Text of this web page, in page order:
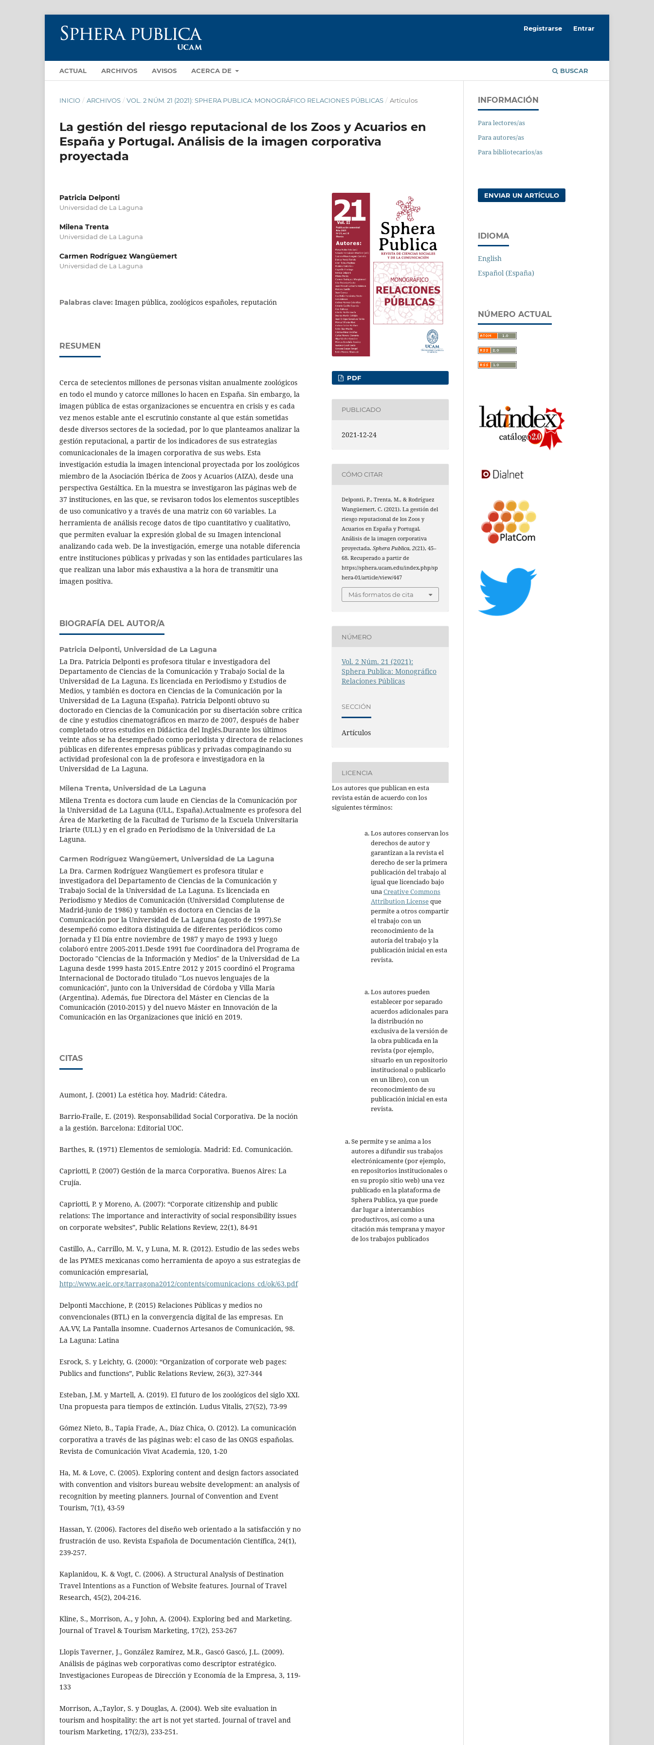
ACTUAL ARCHIVOS AVISOS ACERCA DE BUSCAR
Registrarse Entrar
INICIO / ARCHIVOS / VOL. 2 NÚM. 21 (2021): SPHERA PUBLICA: MONOGRÁFICO RELACIONES PÚBLICAS / Artículos
La gestión del riesgo reputacional de los Zoos y Acuarios en
España y Portugal. Análisis de la imagen corporativa
proyectada
Patricia Delponti
Universidad de La Laguna
Milena Trenta
Universidad de La Laguna
Carmen Rodríguez Wangüemert
Universidad de La Laguna
Palabras clave: Imagen pública, zoológicos españoles, reputación
RESUMEN
Cerca de setecientos millones de personas visitan anualmente zoológicos
en todo el mundo y catorce millones lo hacen en España. Sin embargo, la
imagen pública de estas organizaciones se encuentra en crisis y es cada
vez menos estable ante el escrutinio constante al que están sometidas
desde diversos sectores de la sociedad, por lo que planteamos analizar la
gestión reputacional, a partir de los indicadores de sus estrategias
comunicacionales de la imagen corporativa de sus webs. Esta
investigación estudia la imagen intencional proyectada por los zoológicos
miembro de la Asociación Ibérica de Zoos y Acuarios (AIZA), desde una
perspectiva Gestáltica. En la muestra se investigaron las páginas web de
37 instituciones, en las que, se revisaron todos los elementos susceptibles
de uso comunicativo y a través de una matriz con 60 variables. La
herramienta de análisis recoge datos de tipo cuantitativo y cualitativo,
que permiten evaluar la expresión global de su Imagen intencional
analizando cada web. De la investigación, emerge una notable diferencia
entre instituciones públicas y privadas y son las entidades particulares las
que realizan una labor más exhaustiva a la hora de transmitir una
imagen positiva.
BIOGRAFÍA DEL AUTOR/A
Patricia Delponti, Universidad de La Laguna
La Dra. Patricia Delponti es profesora titular e investigadora del
Departamento de Ciencias de la Comunicación y Trabajo Social de la
Universidad de La Laguna. Es licenciada en Periodismo y Estudios de
Medios, y también es doctora en Ciencias de la Comunicación por la
Universidad de La Laguna (España). Patricia Delponti obtuvo su
doctorado en Ciencias de la Comunicación por su disertación sobre crítica
de cine y estudios cinematográficos en marzo de 2007, después de haber
completado otros estudios en Didáctica del Inglés.Durante los últimos
veinte años se ha desempeñado como periodista y directora de relaciones
públicas en diferentes empresas públicas y privadas compaginando su
actividad profesional con la de profesora e investigadora en la
Universidad de La Laguna.
Milena Trenta, Universidad de La Laguna
Milena Trenta es doctora cum laude en Ciencias de la Comunicación por
la Universidad de La Laguna (ULL, España).Actualmente es profesora del
Área de Marketing de la Facultad de Turismo de la Escuela Universitaria
Iriarte (ULL) y en el grado en Periodismo de la Universidad de La
Laguna.
Carmen Rodríguez Wangüemert, Universidad de La Laguna
La Dra. Carmen Rodríguez Wangüemert es profesora titular e
investigadora del Departamento de Ciencias de la Comunicación y
Trabajo Social de la Universidad de La Laguna. Es licenciada en
Periodismo y Medios de Comunicación (Universidad Complutense de
Madrid-junio de 1986) y también es doctora en Ciencias de la
Comunicación por la Universidad de La Laguna (agosto de 1997).Se
desempeñó como editora distinguida de diferentes periódicos como
Jornada y El Día entre noviembre de 1987 y mayo de 1993 y luego
colaboró entre 2005-2011.Desde 1991 fue Coordinadora del Programa de
Doctorado "Ciencias de la Información y Medios" de la Universidad de La
Laguna desde 1999 hasta 2015.Entre 2012 y 2015 coordinó el Programa
Internacional de Doctorado titulado "Los nuevos lenguajes de la
comunicación", junto con la Universidad de Córdoba y Villa María
(Argentina). Además, fue Directora del Máster en Ciencias de la
Comunicación (2010-2015) y del nuevo Máster en Innovación de la
Comunicación en las Organizaciones que inició en 2019.
CITAS
Aumont, J. (2001) La estética hoy. Madrid: Cátedra.
Barrio-Fraile, E. (2019). Responsabilidad Social Corporativa. De la noción
a la gestión. Barcelona: Editorial UOC.
Barthes, R. (1971) Elementos de semiología. Madrid: Ed. Comunicación.
Capriotti, P. (2007) Gestión de la marca Corporativa. Buenos Aires: La
Crujía.
Capriotti, P. y Moreno, A. (2007): “Corporate citizenship and public
relations: The importance and interactivity of social responsibility issues
on corporate websites”, Public Relations Review, 22(1), 84-91
Castillo, A., Carrillo, M. V., y Luna, M. R. (2012). Estudio de las sedes webs
de las PYMES mexicanas como herramienta de apoyo a sus estrategias de
comunicación empresarial,
http://www.aeic.org/tarragona2012/contents/comunicacions_cd/ok/63.pdf
Delponti Macchione, P. (2015) Relaciones Públicas y medios no
convencionales (BTL) en la convergencia digital de las empresas. En
AA.VV, La Pantalla insomne. Cuadernos Artesanos de Comunicación, 98.
La Laguna: Latina
Esrock, S. y Leichty, G. (2000): “Organization of corporate web pages:
Publics and functions”, Public Relations Review, 26(3), 327-344
Esteban, J.M. y Martell, A. (2019). El futuro de los zoológicos del siglo XXI.
Una propuesta para tiempos de extinción. Ludus Vitalis, 27(52), 73-99
Gómez Nieto, B., Tapia Frade, A., Díaz Chica, O. (2012). La comunicación
corporativa a través de las páginas web: el caso de las ONGS españolas.
Revista de Comunicación Vivat Academia, 120, 1-20
Ha, M. & Love, C. (2005). Exploring content and design factors associated
with convention and visitors bureau website development: an analysis of
recognition by meeting planners. Journal of Convention and Event
Tourism, 7(1), 43-59
Hassan, Y. (2006). Factores del diseño web orientado a la satisfacción y no
frustración de uso. Revista Española de Documentación Científica, 24(1),
239-257.
Kaplanidou, K. & Vogt, C. (2006). A Structural Analysis of Destination
Travel Intentions as a Function of Website features. Journal of Travel
Research, 45(2), 204-216.
Kline, S., Morrison, A., y John, A. (2004). Exploring bed and Marketing.
Journal of Travel & Tourism Marketing, 17(2), 253-267
Llopis Taverner, J., González Ramírez, M.R., Gascó Gascó, J.L. (2009).
Análisis de páginas web corporativas como descriptor estratégico.
Investigaciones Europeas de Dirección y Economía de la Empresa, 3, 119-
133
Morrison, A.,Taylor, S. y Douglas, A. (2004). Web site evaluation in
tourism and hospitality: the art is not yet started. Journal of travel and
tourism Marketing, 17(2/3), 233-251.
PDF
PUBLICADO
2021-12-24
CÓMO CITAR
Delponti, P., Trenta, M., & Rodríguez
Wangüemert, C. (2021). La gestión del
riesgo reputacional de los Zoos y
Acuarios en España y Portugal.
Análisis de la imagen corporativa
proyectada.Sphera Publica,2(21), 45–
68. Recuperado a partir de
https://sphera.ucam.edu/index.php/sp
hera-01/article/view/447
Más formatos de cita
NÚMERO
Vol. 2 Núm. 21 (2021):
Sphera Publica: Monográfico
Relaciones Públicas
SECCIÓN
Artículos
LICENCIA
Los autores que publican en esta
revista están de acuerdo con los
siguientes términos:
Los autores conservan los
derechos de autor y
garantizan a la revista el
derecho de ser la primera
publicación del trabajo al
igual que licenciado bajo
unaCreative Commons
Attribution Licenseque
permite a otros compartir
el trabajo con un
reconocimiento de la
autoría del trabajo y la
publicación inicial en esta
revista.
Los autores pueden
establecer por separado
acuerdos adicionales para
la distribución no
exclusiva de la versión de
la obra publicada en la
revista (por ejemplo,
situarlo en un repositorio
institucional o publicarlo
en un libro), con un
reconocimiento de su
publicación inicial en esta
revista.
Se permite y se anima a los
autores a difundir sus trabajos
electrónicamente (por ejemplo,
en repositorios institucionales o
en su propio sitio web) una vez
publicado en la plataforma de
Sphera Publica, ya que puede
dar lugar a intercambios
productivos, así como a una
citación más temprana y mayor
de los trabajos publicados
INFORMACIÓN
Para lectores/as
Para autores/as
Para bibliotecarios/as
ENVIAR UN ARTÍCULO
IDIOMA
English
Español (España)
NÚMERO ACTUAL